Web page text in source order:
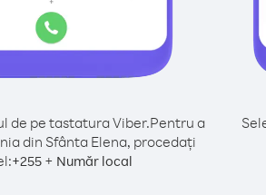
de pe tastatura Viber.Pentru a
din Sfânta Elena, procedați
+255+ Număr local